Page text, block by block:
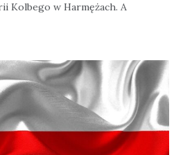
Kolbego w Harmężach. A